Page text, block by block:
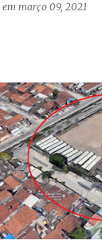
em março 09, 2021